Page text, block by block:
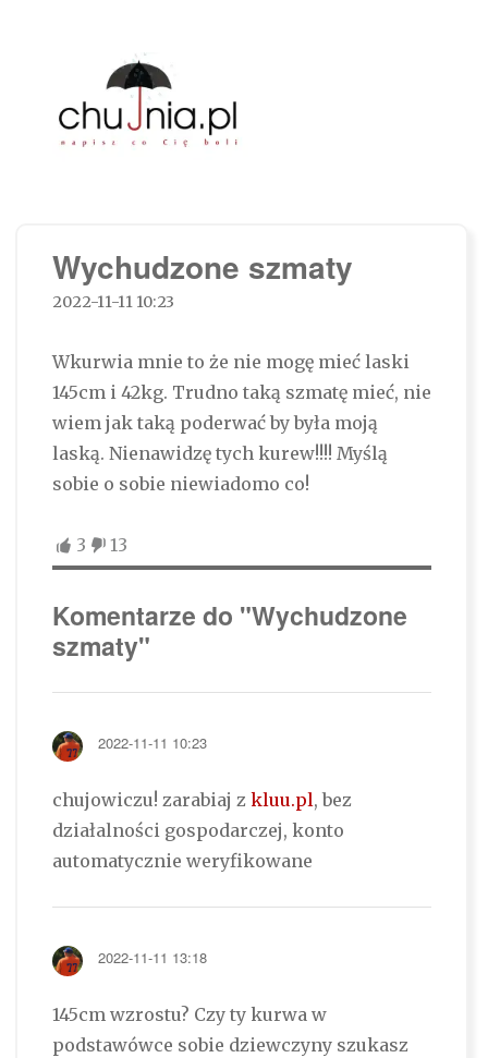
Wychudzone szmaty
2022-11-11 10:23
Wkurwia mnie to że nie mogę mieć laski
145cm i 42kg. Trudno taką szmatę mieć, nie
wiem jak taką poderwać by była moją
laską. Nienawidzę tych kurew!!!! Myślą
sobie o sobie niewiadomo co!
3 13
Komentarze do "Wychudzone
szmaty"
2022-11-11 10:23
chujowiczu! zarabiaj z kluu.pl, bez
działalności gospodarczej, konto
automatycznie weryfikowane
2022-11-11 13:18
145cm wzrostu? Czy ty kurwa w
podstawówce sobie dziewczyny szukasz